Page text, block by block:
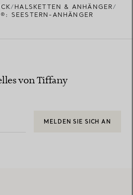
HALSKETTEN & ANHÄNGER
SEESTERN-ANHÄNGER
von Tiffany
MELDEN SIE SICH AN